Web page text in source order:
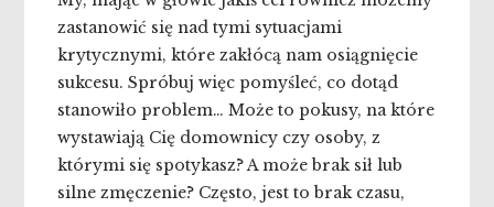
zastanowić się nad tymi sytuacjami
krytycznymi, które zakłócą nam osiągnięcie
sukcesu. Spróbuj więc pomyśleć, co dotąd
stanowiło problem… Może to pokusy, na które
wystawiają Cię domownicy czy osoby, z
którymi się spotykasz? A może brak sił lub
silne zmęczenie? Często, jest to brak czasu,